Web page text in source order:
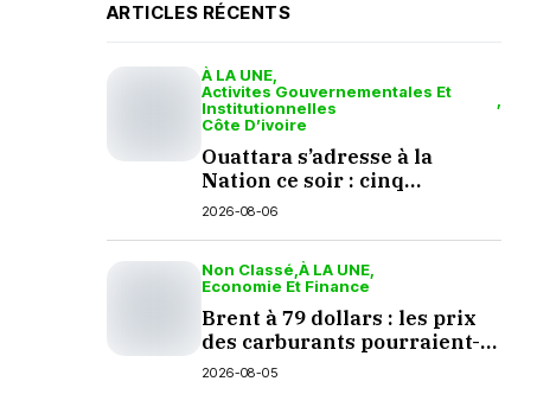
ARTICLES RÉCENTS
À LA UNE
Activites Gouvernementales Et
Institutionnelles
Côte D’ivoire
Ouattara s’adresse à la
Nation ce soir : cinq
questions en suspens
2026-08-06
Non Classé À LA UNE
Economie Et Finance
Brent à 79 dollars : les prix
des carburants pourraient-
ils baisser en septembre ?
2026-08-05